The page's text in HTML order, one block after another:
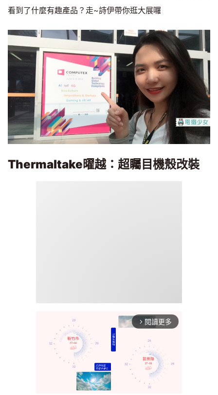
看到了什麼有趣產品？走~詩伊帶你逛大展囉
Thermaltake曜越：超矚目機殼改裝
arrow_forward_ios 閱讀更多